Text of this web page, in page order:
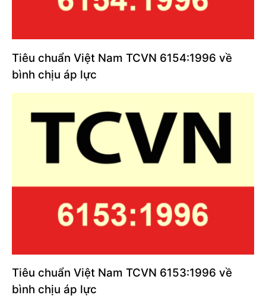
Tiêu chuẩn Việt Nam TCVN 6154:1996 về
bình chịu áp lực
Tiêu chuẩn Việt Nam TCVN 6153:1996 về
bình chịu áp lực